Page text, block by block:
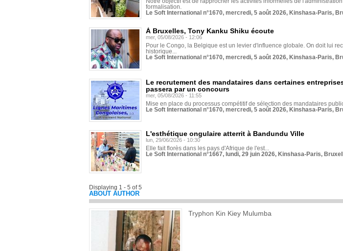
formalisation.
Le Soft International n°1670, mercredi, 5 août 2026, Kinshasa-Paris,
À Bruxelles, Tony Kanku Shiku écoute
mer, 05/08/2026 - 12:06
Pour le Congo, la Belgique est un levier d'influence globale. On doit lui
historique...
Le Soft International n°1670, mercredi, 5 août 2026, Kinshasa-Paris,
Le recrutement des mandataires dans certaines
passera par un concours
mer, 05/08/2026 - 11:55
Mise en place du processus compétitif de sélection des mandataires
Le Soft International n°1670, mercredi, 5 août 2026, Kinshasa-Paris,
L'esthétique ongulaire atterrit à Bandundu Ville
lun, 29/06/2026 - 10:30
Elle fait florès dans les pays d'Afrique de l'est...
Le Soft International n°1667, lundi, 29 juin 2026, Kinshasa-Paris,
Displaying 1 - 5 of 5
ABOUT AUTHOR
Tryphon Kin Kiey Mulumba